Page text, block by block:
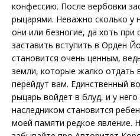
конфессию. После вербовки
рыцарями. Неважно сколько у
они или безногие, да хоть при
заставить вступить в Орден
становится очень ценным,
земли, которые жалко отдать
перейдут вам. Единственный
рыцарь войдет в блуд, и у
наследником становится
моей памяти редкое явление.